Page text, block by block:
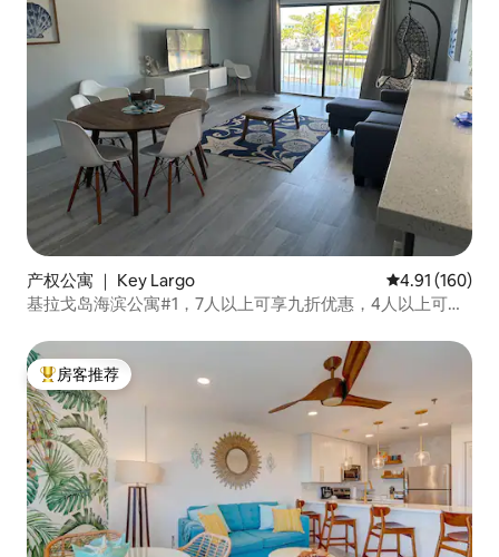
产权公寓 ｜ Key Largo 平均评分 4.91
4.91 (160)
基拉戈岛海滨公寓#1，7人以上可享九折优惠，4人以上可享
热门「房客推荐」
房客推荐